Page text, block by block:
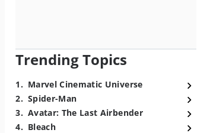
Trending Topics
1. Marvel Cinematic Universe
2. Spider-Man
3. Avatar: The Last Airbender
4. Bleach